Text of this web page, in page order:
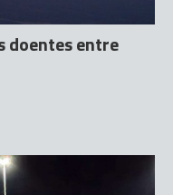
doentes entre